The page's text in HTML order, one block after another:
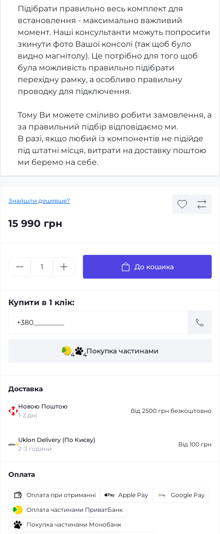
Підібрати правильно весь комплект для
встановлення - максимально важливий
момент. Наші консультанти можуть попросити
зкинути фото Вашої консолі (так щоб було
видно магнітолу). Це потрібно для того щоб
була можливість правильно підібрати
перехідну рамку, а особливо правильну
проводку для підключення.
Тому Ви можете сміливо робити замовлення, а
за правильний підбір відповідаємо ми.
В разі, якщо любий із компонентів не підійде
під штатні місця, витрати на доставку поштою
ми беремо на себе.
Знайшли дешевше?
15 990 грн
До кошика
Купити в 1 клік:
4 4Покупка частинами
Доставка
Новою Поштою
1-2 дні
Від 2500 грн безкоштовно
Uklon Delivery (По Києву)
2-3 години
Від 100 грн
Оплата
Оплата при отриманні Apple Pay
Google Pay
Оплата частинами ПриватБанк
Покупка частинами Монобанк